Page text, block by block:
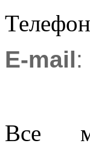
E-mail:
Все